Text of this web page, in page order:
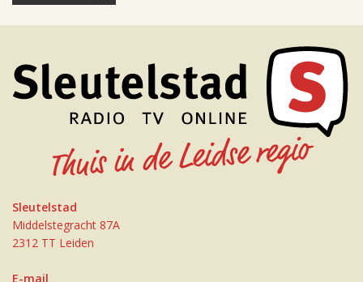
Sleutelstad
Middelstegracht 87A
2312 TT Leiden
E-mail